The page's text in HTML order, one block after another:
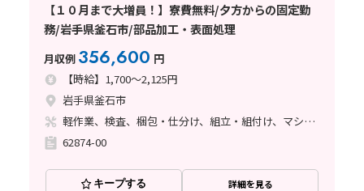
【１０月まで大増員！】寮費無料/夕方からの固定勤
務/岩手県釜石市/部品加工・表面処理
月収例 356,600 円
【時給】1,700～2,125円
岩手県釜石市
軽作業、検査、梱包・仕分け、組立・組付け、マシンオペレーター、立ち作業
62874-00
キープする 詳細を見る